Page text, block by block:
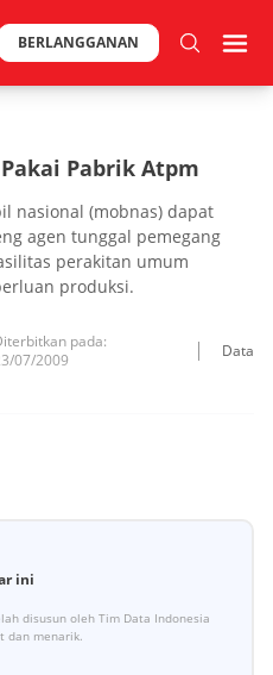
BERLANGGANAN
Pabrik Atpm
nasional (mobnas) dapat
agen tunggal pemegang
perakitan umum
produksi.
pada:
07/2009
Data
ini
disusun oleh Tim Data Indonesia
dan menarik.